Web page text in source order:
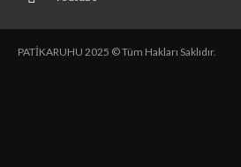
PATİKARUHU 2025 © Tüm Hakları Saklıdır.